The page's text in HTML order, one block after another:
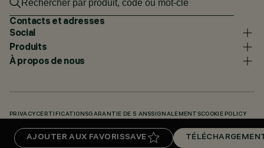
AJOUTER AUX FAVORISSAVE
Contacts et adresses
Social
Produits
À propos de nous
PRIVACY CERTIFICATIONSGARANTIE DE 5 ANSSIGNALEMENTSCOOKIE POLICY
TÉLÉCHARGEMENTS